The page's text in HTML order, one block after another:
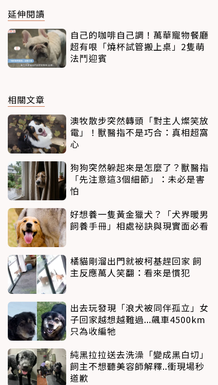
延伸閱讀
自己的咖啡自己調！萬華寵物餐廳
超有哏「燒杯試管搬上桌」2隻萌
法鬥迎賓
相關文章
澳牧散步突然轉頭「對主人燦笑放
電」！獸醫指不是巧合：真相超窩
心
狗狗突然躲起來是怎麼了？獸醫指
「先注意這3個細節」：未必是害
怕
好想養一隻黃金獵犬？「犬界暖男
飼養手冊」相處祕訣與現實面必看
橘貓剛溜出門就被柯基趕回家 飼
主反應萬人笑翻：看來是慣犯
出去玩發現「浪犬被同伴孤立」女
子回家越想越難過...飆車4500km
只為收編牠
純黑拉拉送去洗澡「變成黑白切」
飼主不想聽美容師解釋..衝現場秒
道歉